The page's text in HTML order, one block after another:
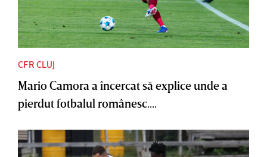
CFR CLUJ
Mario Camora a încercat să explice unde a
pierdut fotbalul românesc....